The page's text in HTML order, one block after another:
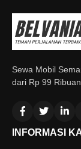
Sewa Mobil
dari Rp 99 Ribuan
INFORMASI